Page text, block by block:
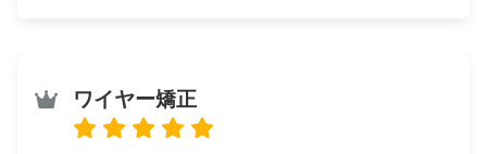
ワイヤー矯正